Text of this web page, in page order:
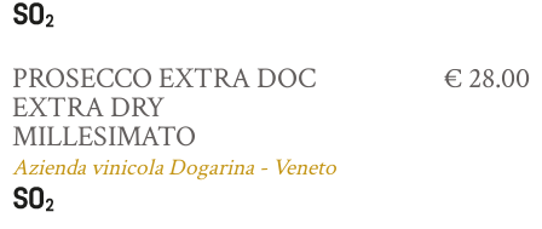
PROSECCO EXTRA DOC
EXTRA DRY
MILLESIMATO
Azienda vinicola Dogarina - Veneto
€ 28.00